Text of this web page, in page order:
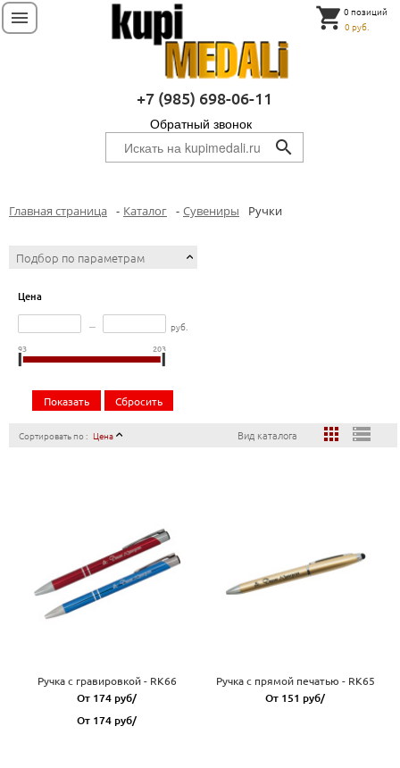
menu
search
+7 (985) 698-06-11
Обратный звонок
shopping_cart 0 позиций
0 руб.
Главная страница - Каталог - Сувениры Ручки
Подбор по параметрам
Цена
– руб.
93 203
Показать Сбросить
Сортировать по : Цена Вид каталога apps storage
Ручка с гравировкой - RK66
От 174 руб/
От 174 руб/
Ручка с прямой печатью - RK65
От 151 руб/